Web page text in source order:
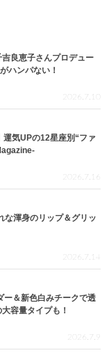
良恵子さんプロデュー
ハンパない！
2026.7.10
運気UPの12星座別“ファ
2026.7.16
な渾身のリップ＆グリッ
2026.7.14
ー＆新色白みチークで透
容量タイプも！
2026.7.9